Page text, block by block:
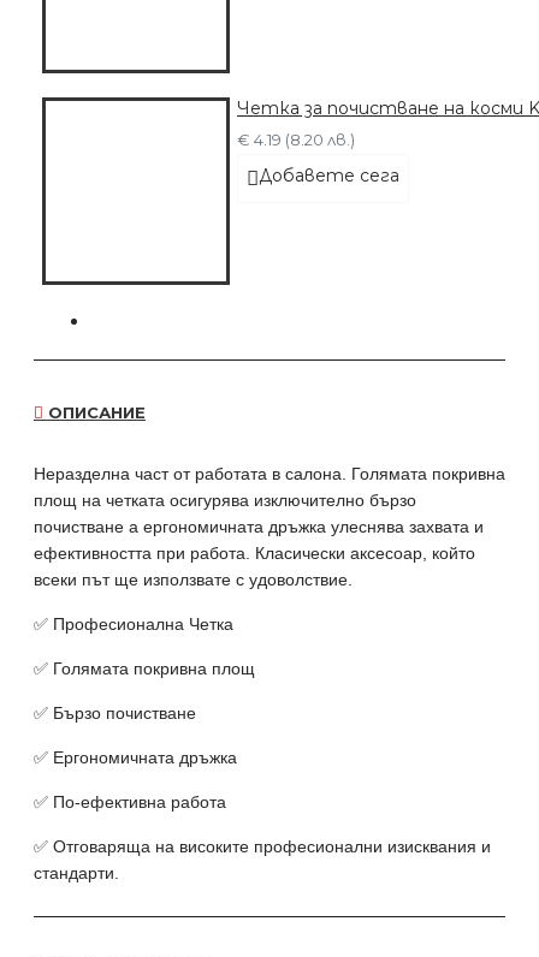
Четка за почистване на косми
€ 4.19 (8.20 лв.)
Добавете сега
ОПИСАНИЕ
Неразделна част от работата в салона. Голямата покривна
площ на четката осигурява изключително бързо
почистване а ергономичната дръжка улеснява захвата и
ефективността при работа. Класически аксесоар, който
всеки път ще използвате с удоволствие.
✅ Професионална Четка
✅ Голямата покривна площ
✅ Бързо почистване
✅ Ергономичната дръжка
✅ По-ефективна работа
✅ Отговаряща на високите професионални изисквания и
стандарти.